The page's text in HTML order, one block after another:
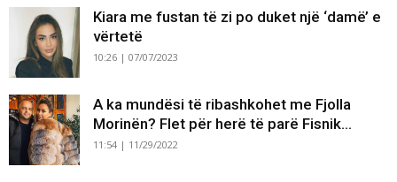
Kiara me fustan të zi po duket një ‘damë’ e
vërtetë
10:26 | 07/07/2023
A ka mundësi të ribashkohet me Fjolla
Morinën? Flet për herë të parë Fisnik...
11:54 | 11/29/2022